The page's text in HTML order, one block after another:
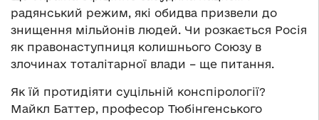
радянський режим, які обидва призвели до
знищення мільйонів людей. Чи розкається Росія
як правонаступниця колишнього Союзу в
злочинах тоталітарної влади – ще питання.
Як їй протидіяти суцільній конспірології?
Майкл Баттер, професор Тюбінгенського